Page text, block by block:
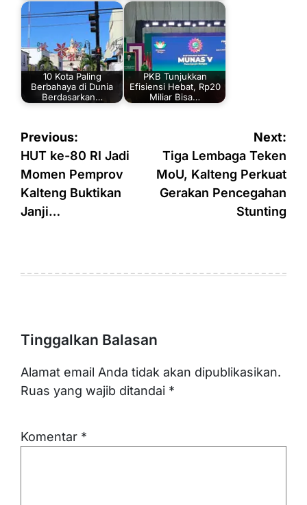
10 Kota Paling
Berbahaya di Dunia
Berdasarkan…
PKB Tunjukkan
Efisiensi Hebat, Rp20
Miliar Bisa…
Navigasi
pos
Previous:
HUT ke-80 RI Jadi
Momen Pemprov
Kalteng Buktikan
Janji…
Next:
Tiga Lembaga Teken
MoU, Kalteng Perkuat
Gerakan Pencegahan
Stunting
Tinggalkan Balasan
Alamat email Anda tidak akan dipublikasikan.
Ruas yang wajib ditandai *
Komentar *